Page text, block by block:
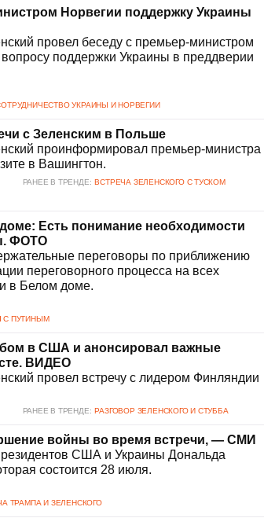
урегулирования конфликта.
ведут переговоры о способах усиления давления
стороны вернуться к мирному диалогу, чтобы
Норвегии поддержку Украины
провел беседу с премьер-министром
поддержки Украины в преддверии
УКРАИНЫ И НОРВЕГИИ
с Зеленским в Польше
проинформировал премьер-министра
в Вашингтон.
РАНЕЕ В ТРЕНДЕ: ВСТРЕЧА ЗЕЛЕНСКОГО С ТУСКОМ
Есть понимание необходимости
ФОТО
переговоры по приближению
переговорного процесса на всех
в Белом доме.
С ПУТИНЫМ
в США и анонсировал важные
ВИДЕО
провел встречу с лидером Финляндии
РАНЕЕ В ТРЕНДЕ: РАЗГОВОР ЗЕЛЕНСКОГО И СТУББА
войны во время встречи, — СМИ
США и Украины Дональда
состоится 28 июля.
ТРАМПА И ЗЕЛЕНСКОГО